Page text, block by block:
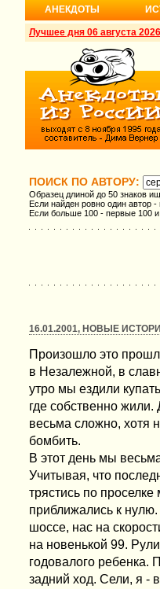
АНЕКДОТЫ
Лучшее дня 06 августа 2026
ПОИСК ПО АВТОРУ:
Образец длиной до 50 знаков
Если найден ровно один автор -
Если больше 100 - первые 100
16.01.2001, НОВЫЕ
Произошло это
в Незалежной, в
утро мы ездили
где собственно
весьма сложно, хотя
бомбить.
В этот день мы
Учитывая, что
трястись по
приближались к
шоссе, нас на
на новенькой 99.
годовалого ребенка.
задний ход. Сели, я -